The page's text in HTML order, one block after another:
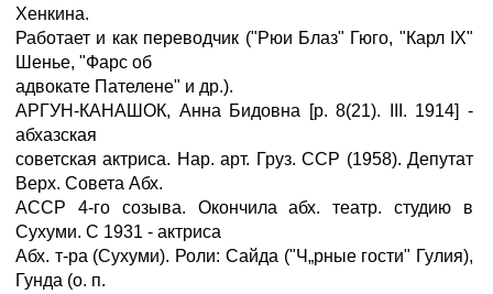
Хенкина.
Работает и как переводчик ("Рюи Блаз" Гюго, "Карл IX"
Шенье, "Фарс об
адвокате Пателене" и др.).
АРГУН-КАНАШОК, Анна Бидовна [р. 8(21). III. 1914] -
абхазская
советская актриса. Нар. арт. Груз. ССР (1958). Депутат
Верх. Совета Абх.
АССР 4-го созыва. Окончила абх. театр. студию в
Сухуми. С 1931 - актриса
Абх. т-ра (Сухуми). Роли: Сайда ("Ч„рные гости" Гулия),
Гунда (о. п.